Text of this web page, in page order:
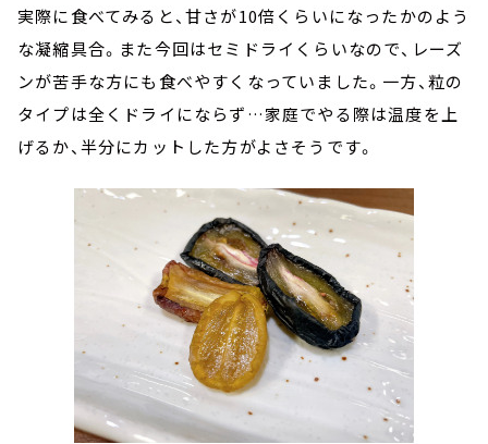
実際に食べてみると、甘さが10倍くらいになったかのよう
な凝縮具合。また今回はセミドライくらいなので、レーズ
ンが苦手な方にも食べやすくなっていました。一方、粒の
タイプは全くドライにならず…家庭でやる際は温度を上
げるか、半分にカットした方がよさそうです。